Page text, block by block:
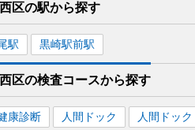
区の駅から探す
駅 黒崎駅前駅
区の検査コースから探す
康診断 人間ドック 人間ドッ